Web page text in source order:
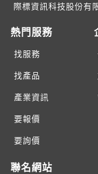
際標資訊科技股份有
熱門服務
找服務
找產品
產業資訊
要報價
要詢價
聯名網站